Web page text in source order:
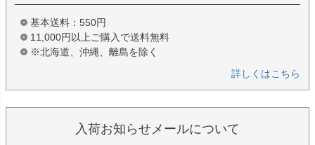
基本送料：550円
11,000円以上ご購入で送料無料
※北海道、沖縄、離島を除く
詳しくはこちら
入荷お知らせメールについて